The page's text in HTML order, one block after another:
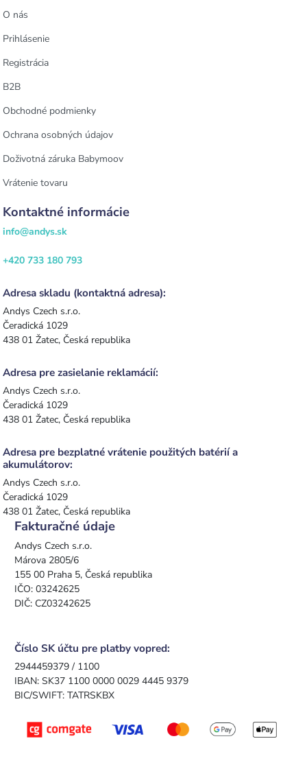
O nás
Prihlásenie
Registrácia
B2B
Obchodné podmienky
Ochrana osobných údajov
Doživotná záruka Babymoov
Vrátenie tovaru
Kontaktné informácie
info@andys.sk
+420 733 180 793
Adresa skladu (kontaktná adresa):
Andys Czech s.r.o.
Čeradická 1029
438 01 Žatec, Česká republika
Adresa pre zasielanie reklamácií:
Andys Czech s.r.o.
Čeradická 1029
438 01 Žatec, Česká republika
Adresa pre bezplatné vrátenie použitých batérií a
akumulátorov:
Andys Czech s.r.o.
Čeradická 1029
438 01 Žatec, Česká republika
Fakturačné údaje
Andys Czech s.r.o.
Márova 2805/6
155 00 Praha 5, Česká republika
IČO: 03242625
DIČ: CZ03242625
Číslo SK účtu pre platby vopred:
2944459379 / 1100
IBAN: SK37 1100 0000 0029 4445 9379
BIC/SWIFT: TATRSKBX